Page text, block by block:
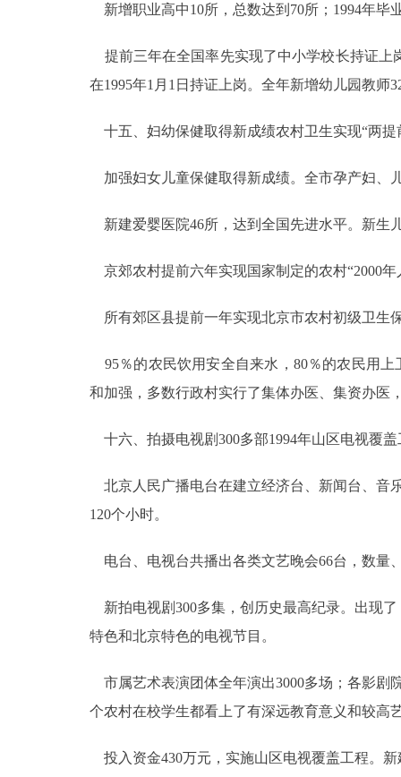
新增职业高中10所，总数达到70所；1994年毕
提前三年在全国率先实现了中小学校长持证上
在1995年1月1日持证上岗。全年新增幼儿园教师
十五、妇幼保健取得新成绩农村卫生实现“两提
加强妇女儿童保健取得新成绩。全市孕产妇、
新建爱婴医院46所，达到全国先进水平。新生
京郊农村提前六年实现国家制定的农村“2000
所有郊区县提前一年实现北京市农村初级卫生
95％的农民饮用安全自来水，80％的农民用上
和加强，多数行政村实行了集体办医、集资办医
十六、拍摄电视剧300多部1994年山区电视覆
北京人民广播电台在建立经济台、新闻台、音
120个小时。
电台、电视台共播出各类文艺晚会66台，数量
新拍电视剧300多集，创历史最高纪录。出现
特色和北京特色的电视节目。
市属艺术表演团体全年演出3000多场；各影剧
个农村在校学生都看上了有深远教育意义和较高
投入资金430万元，实施山区电视覆盖工程。